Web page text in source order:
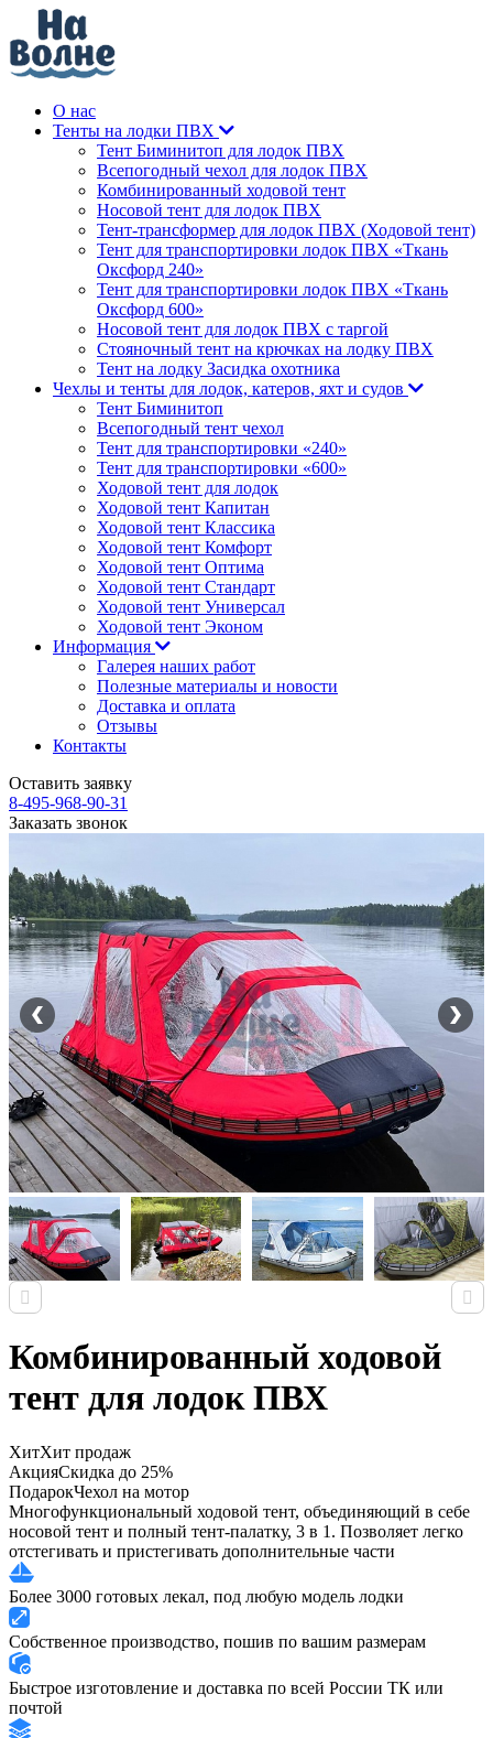
О нас
Тенты на лодки ПВХ
Тент Биминитоп для лодок ПВХ
Всепогодный чехол для лодок ПВХ
Комбинированный ходовой тент
Носовой тент для лодок ПВХ
Тент-трансформер для лодок ПВХ (Ходовой тент)
Тент для транспортировки лодок ПВХ «Ткань
Оксфорд 240»
Тент для транспортировки лодок ПВХ «Ткань
Оксфорд 600»
Носовой тент для лодок ПВХ с таргой
Стояночный тент на крючках на лодку ПВХ
Тент на лодку Засидка охотника
Чехлы и тенты для лодок, катеров, яхт и судов
Тент Биминитоп
Всепогодный тент чехол
Тент для транспортировки «240»
Тент для транспортировки «600»
Ходовой тент для лодок
Ходовой тент Капитан
Ходовой тент Классика
Ходовой тент Комфорт
Ходовой тент Оптима
Ходовой тент Стандарт
Ходовой тент Универсал
Ходовой тент Эконом
Информация
Галерея наших работ
Полезные материалы и новости
Доставка и оплата
Отзывы
Контакты
Оставить заявку
8-495-968-90-31
Заказать звонок
Комбинированный ходовой
тент для лодок ПВХ
ХитХит продаж
АкцияСкидка до 25%
ПодарокЧехол на мотор
Многофункциональный ходовой тент, объединяющий в себе
носовой тент и полный тент-палатку, 3 в 1. Позволяет легко
отстегивать и пристегивать дополнительные части
Более 3000 готовых лекал, под любую модель лодки
Собственное производство, пошив по вашим размерам
Быстрое изготовление и доставка по всей России ТК или
почтой